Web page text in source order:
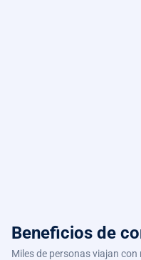
Beneficios de
Miles de personas viajan